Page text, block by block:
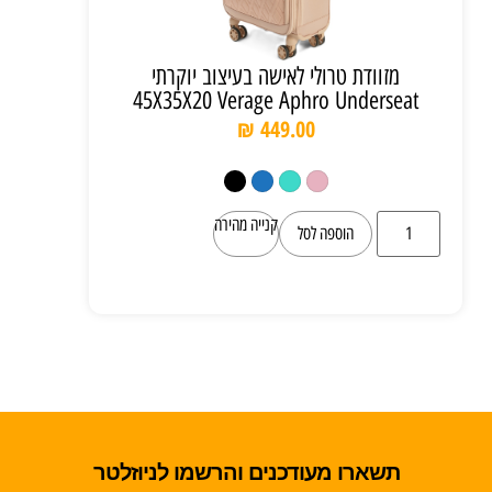
מזוודת טרולי לאישה בעיצוב יוקרתי
45X35X20 Verage Aphro Underseat
₪ 449.00
הוספה לסל קנייה מהירה
תשארו מעודכנים והרשמו לניוזלטר